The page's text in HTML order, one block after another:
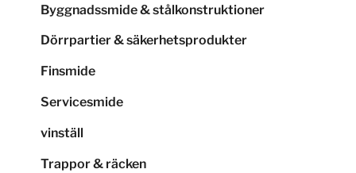
Byggnadssmide & stålkonstruktioner
Dörrpartier & säkerhetsprodukter
Finsmide
Servicesmide
vinställ
Trappor & räcken